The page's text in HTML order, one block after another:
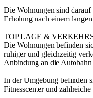
Die Wohnungen sind
Erholung nach einem
TOP LAGE &
Die Wohnungen befinden
ruhiger und gleichzeitig
Anbindung an die
In der Umgebung befinden
Fitnesscenter und